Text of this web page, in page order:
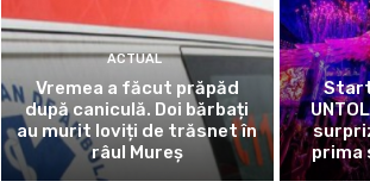
ACTUAL
Vremea a făcut prăpăd
după caniculă. Doi bărbați
au murit loviți de trăsnet în
râul Mureș
prima